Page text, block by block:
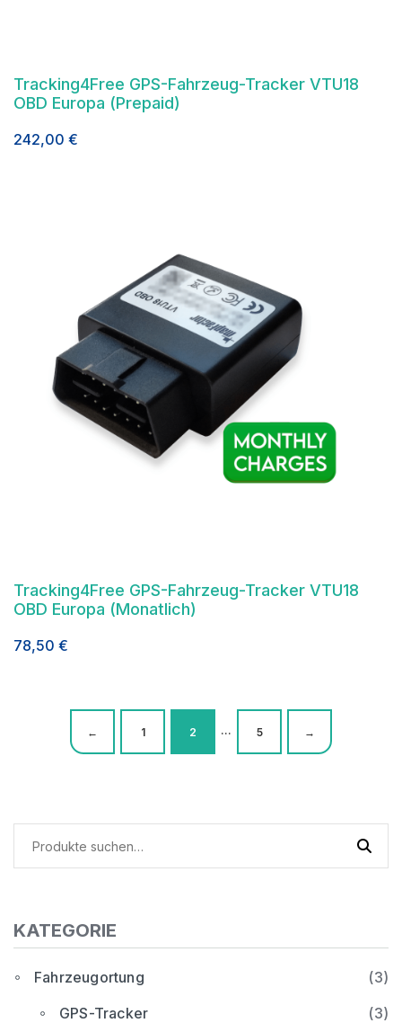
Tracking4Free GPS-Fahrzeug-Tracker VTU18
OBD Europa (Prepaid)
242,00 €
Tracking4Free GPS-Fahrzeug-Tracker VTU18
OBD Europa (Monatlich)
78,50 €
← 1 2 … 5 →
KATEGORIE
Fahrzeugortung
(3)
GPS-Tracker
(3)